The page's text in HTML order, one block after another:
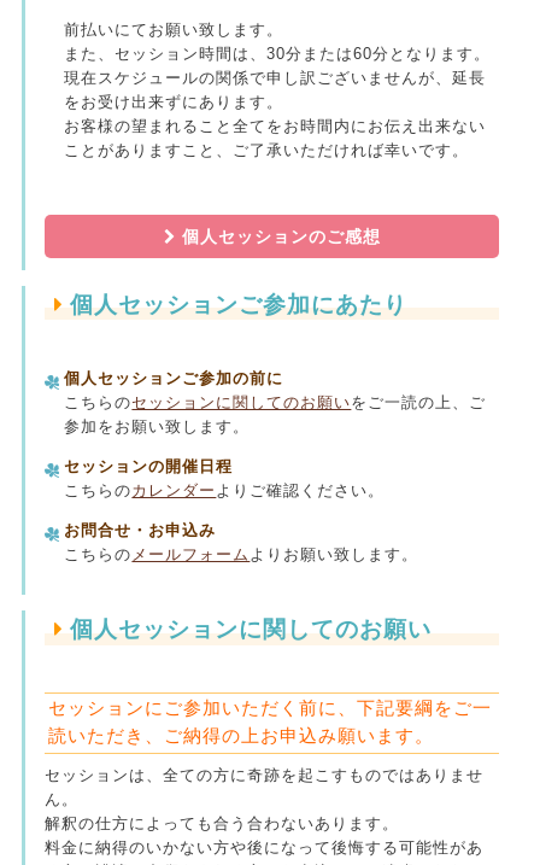
前払いにてお願い致します。
また、セッション時間は、30分または60分となります。
現在スケジュールの関係で申し訳ございませんが、延長
をお受け出来ずにあります。
お客様の望まれること全てをお時間内にお伝え出来ない
ことがありますこと、ご了承いただければ幸いです。
個人セッションのご感想
個人セッションご参加にあたり
個人セッションご参加の前に
こちらのセッションに関してのお願いをご一読の上、ご
参加をお願い致します。
セッションの開催日程
こちらのカレンダー よりご確認ください。
お問合せ・お申込み
こちらの メールフォーム よりお願い致します。
個人セッションに関してのお願い
セッションにご参加いただく前に、下記要綱をご一
読いただき、ご納得の上お申込み願います。
セッションは、全ての方に奇跡を起こすものではありませ
ん。
解釈の仕方によっても合う合わないあります。
料金に納得のいかない方や後になって後悔する可能性があ